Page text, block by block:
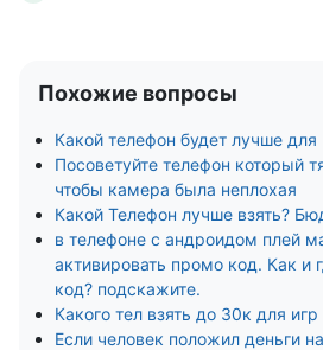
Похожие вопросы
Какой телефон будет лучше для
Посоветуйте телефон который
чтобы камера была неплохая
Какой Телефон лучше взять?
в телефоне с андроидом плей
активировать промо код. Как и
код? подскажите.
Какого тел взять до 30к для игр
Если человек положил деньги